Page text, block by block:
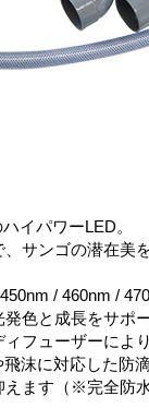
イパワーLED。
サンゴの潜在美
/ 460nm /
色と成長をサポー
フューザーによ
沫に対応した防
えます（※完全防